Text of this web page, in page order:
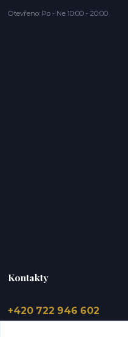
Otevřeno: Po - Ne 10:00 - 20:00
Kontakty
+420 722 946 602